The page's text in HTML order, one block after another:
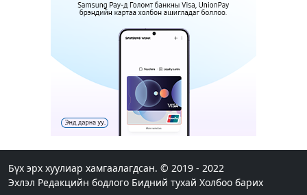
Нэгдүгээр ангид элсэгчдийн бүртгэлийг энэ
сарын 17-ноос E-Mongolia системээр зохион
Өнөөдөр тэгш тоогоор төгссөн автомашинтай
иргэд 50 хүртэлх мянган төгрөгөнд БЕНЗИН авна
2 цагийн өмнө
анхаарах шаардлагатай
3 цагийн өмнө
Бүх эрх хуулиар хамгаалагдсан. © 2019 - 2022
Эхлэл Редакцийн бодлого Бидний тухай Холбоо барих